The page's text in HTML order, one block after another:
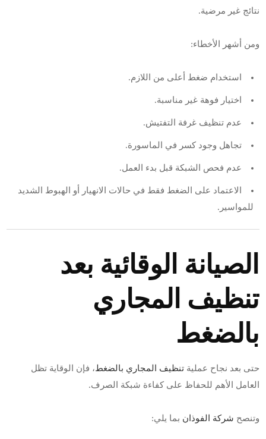
نتائج غير مرضية.
ومن أشهر الأخطاء:
استخدام ضغط أعلى من اللازم.
اختيار فوهة غير مناسبة.
عدم تنظيف غرفة التفتيش.
تجاهل وجود كسر في الماسورة.
عدم فحص الشبكة قبل بدء العمل.
الاعتماد على الضغط فقط في حالات الانهيار أو الهبوط الشديد
للمواسير.
الصيانة الوقائية بعد
تنظيف المجاري
بالضغط
حتى بعد نجاح عمليةتنظيف المجاري بالضغط، فإن الوقاية تظل
العامل الأهم للحفاظ على كفاءة شبكة الصرف.
وتنصح شركة الفوذان بما يلي: